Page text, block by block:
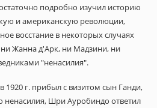
подробно изучил историю
и американскую революции,
восстание в некоторых случаях
Жанна д'Арк, ни Мадзини, ни
"ненасилия".
г. прибыл с визитом сын Ганди,
Шри Ауробиндо ответил